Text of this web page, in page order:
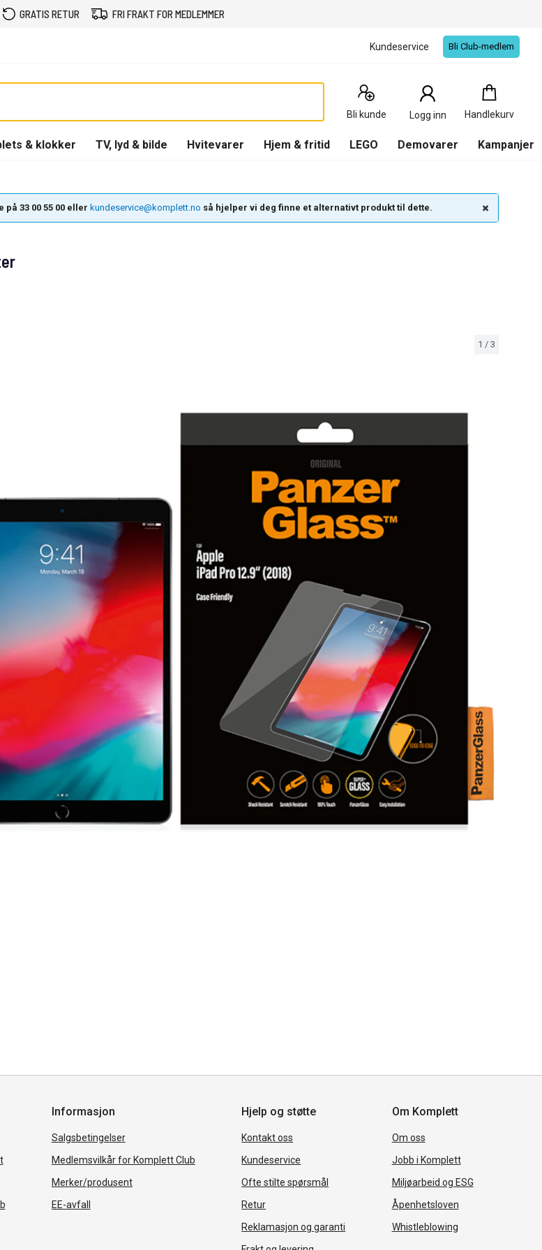
GRATIS RETUR FRI FRAKT FOR MEDLEMMER
Kundeservice Bli Club-medlem
Bli kunde Logg inn Handlekurv
Handlekurv
0
Produkter
& klokker TV, lyd & bilde Hvitevarer Hjem & fritid LEGO Demovarer Kampanjer
33 00 55 00 eller kundeservice@komplett.no så hjelper vi deg finne et alternativt produkt til dette.
1 / 3
Informasjon
Salgsbetingelser
Medlemsvilkår for Komplett Club
Merker/produsent
EE-avfall
Hjelp og støtte
Kontakt oss
Kundeservice
Ofte stilte spørsmål
Retur
Reklamasjon og garanti
Om Komplett
Om oss
Jobb i Komplett
Miljøarbeid og ESG
Åpenhetsloven
Whistleblowing